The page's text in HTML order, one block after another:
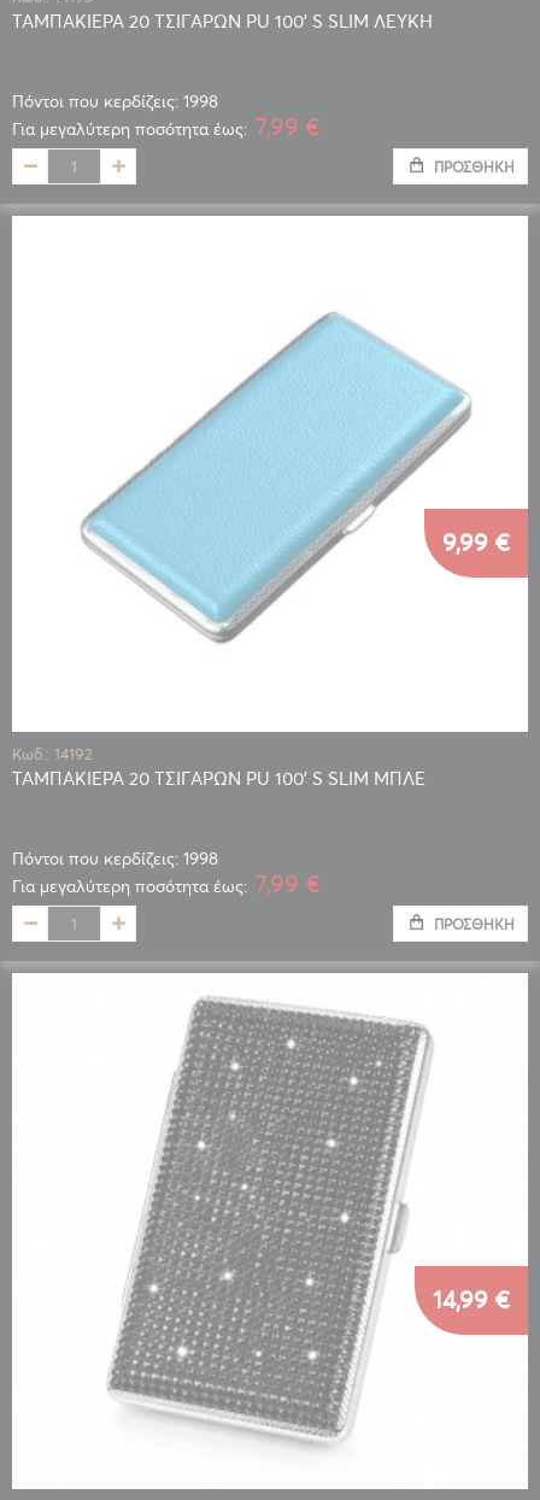
ΤΑΜΠΑΚΙΕΡΑ 20 ΤΣΙΓΑΡΩΝ PU 100' S SLIM ΛΕΥΚΗ
Πόντοι που κερδίζεις: 1998
Για μεγαλύτερη ποσότητα έως: 7,99 €
ΠΡΟΣΘΉΚΗ
Κωδ.: 14192
ΤΑΜΠΑΚΙΕΡΑ 20 ΤΣΙΓΑΡΩΝ PU 100' S SLIM ΜΠΛΕ
Πόντοι που κερδίζεις: 1998
9,99 €
Για μεγαλύτερη ποσότητα έως: 7,99 €
ΠΡΟΣΘΉΚΗ
14,99 €